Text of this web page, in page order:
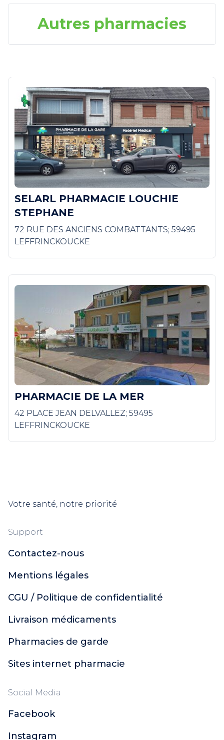
Autres pharmacies
SELARL PHARMACIE LOUCHIE
STEPHANE
72 RUE DES ANCIENS COMBATTANTS; 59495
LEFFRINCKOUCKE
PHARMACIE DE LA MER
42 PLACE JEAN DELVALLEZ; 59495
LEFFRINCKOUCKE
Votre santé, notre priorité
Support
Contactez-nous
Mentions légales
CGU / Politique de confidentialité
Livraison médicaments
Pharmacies de garde
Sites internet pharmacie
Social Media
Facebook
Instagram